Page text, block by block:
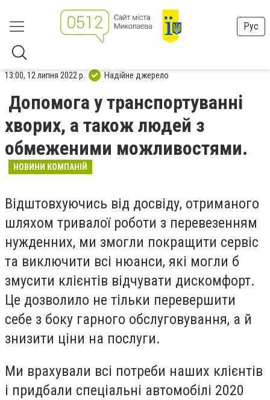
Рус
13:00, 12 липня 2022 р. Надійне джерело
Допомога у транспортуванні
хворих, а також людей з
обмеженими можливостями.
НОВИНИ КОМПАНІЙ
Відштовхуючись від досвіду, отриманого
шляхом тривалої роботи з перевезенням
нужденних, ми змогли покращити сервіс
та виключити всі нюанси, які могли б
змусити клієнтів відчувати дискомфорт.
Це дозволило не тільки перевершити
себе з боку гарного обслуговування, а й
знизити ціни на послуги.
Ми врахували всі потреби наших клієнтів
і придбали спеціальні автомобілі 2020